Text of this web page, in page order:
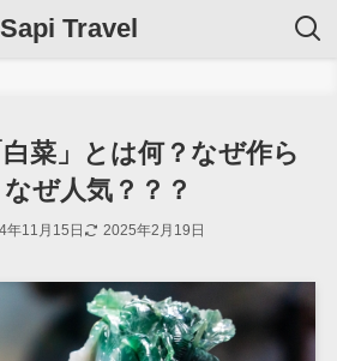
Sapi Travel
菜」とは何？なぜ作ら
ぜ人気？？？
年11月15日 2025年2月19日